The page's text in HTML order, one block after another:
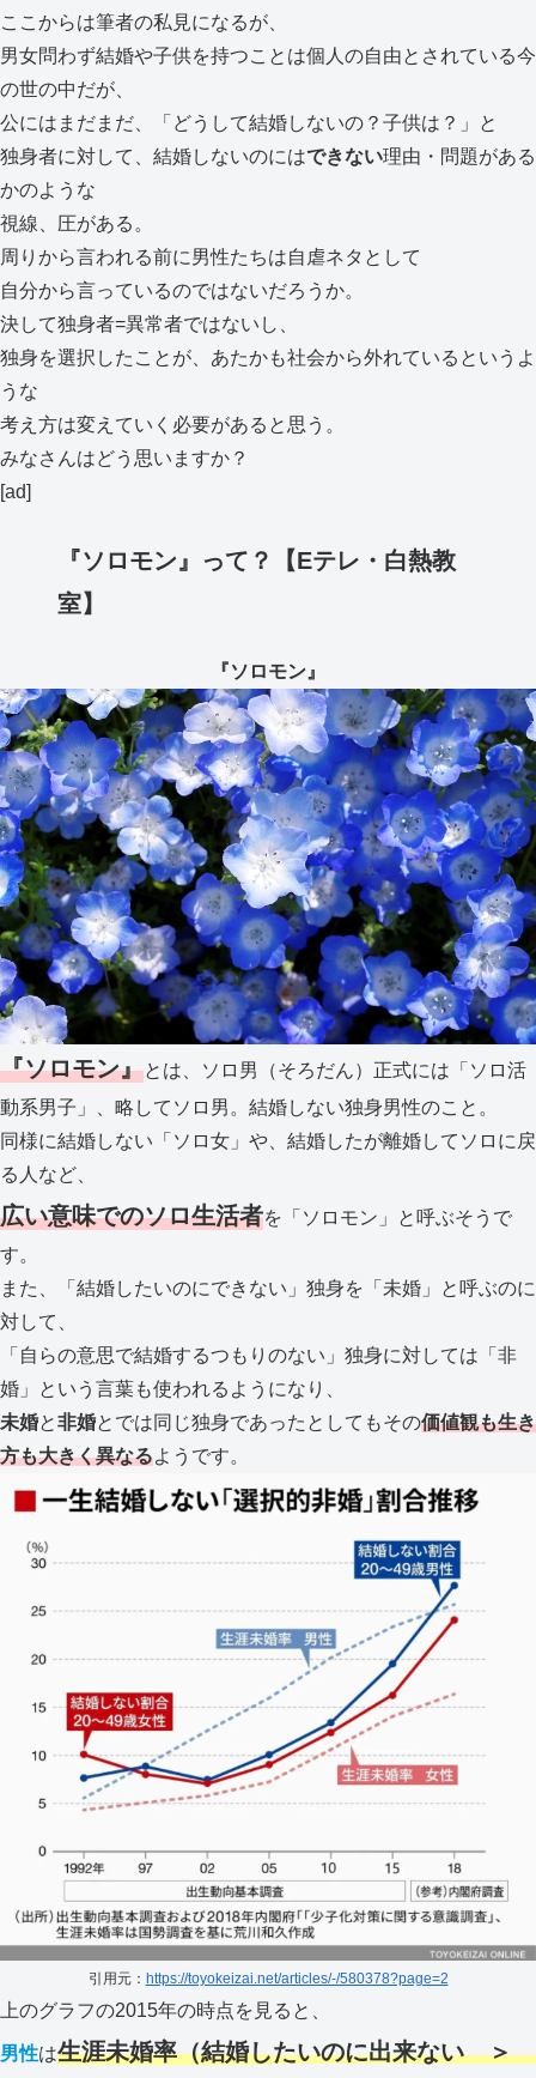
ここからは筆者の私見になるが、
男女問わず結婚や子供を持つことは個人の自由とされている今
の世の中だが、
公にはまだまだ、「どうして結婚しないの？子供は？」と
独身者に対して、結婚しないのにはできない理由・問題がある
かのような
視線、圧がある。
周りから言われる前に男性たちは自虐ネタとして
自分から言っているのではないだろうか。
決して独身者=異常者ではないし、
独身を選択したことが、あたかも社会から外れているというよ
うな
考え方は変えていく必要があると思う。
みなさんはどう思いますか？
[ad]
『ソロモン』って？【Eテレ・白熱教
室】
『ソロモン』
『ソロモン』とは、ソロ男（そろだん）正式には「ソロ活
動系男子」、略してソロ男。結婚しない独身男性のこと。
同様に結婚しない「ソロ女」や、結婚したが離婚してソロに戻
る人など、
広い意味でのソロ生活者を「ソロモン」と呼ぶそうで
す。
また、「結婚したいのにできない」独身を「未婚」と呼ぶのに
対して、
「自らの意思で結婚するつもりのない」独身に対しては「非
婚」という言葉も使われるようになり、
未婚と非婚とでは同じ独身であったとしてもその価値観も生き
方も大きく異なるようです。
引用元： https://toyokeizai.net/articles/-/580378?page=2
上のグラフの2015年の時点を見ると、
男性は生涯未婚率（結婚したいのに出来ない ＞